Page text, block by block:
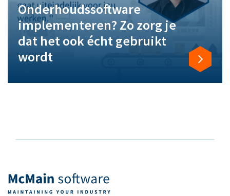
Onderhoudssoftware
implementeren? Zo zorg je
dat het ook écht gebruikt
wordt